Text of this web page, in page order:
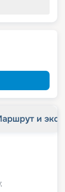
и